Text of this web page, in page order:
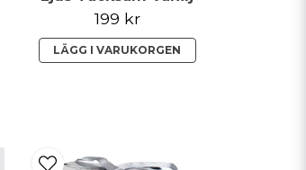
199 kr
LÄGG I VARUKORGEN